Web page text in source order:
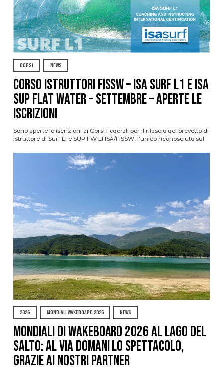
CORSI NEWS
CORSO ISTRUTTORI FISSW – ISA SURF L1 e ISA
SUP Flat Water – SETTEMBRE – APERTE LE
ISCRIZIONI
Sono aperte le iscrizioni ai Corsi Federali per il rilascio del brevetto di
istruttore di Surf L1 e SUP FW L1 ISA/FISSW, l’unico riconosciuto sul
2026 MONDIALI WAKEBOARD 2026 NEWS
Mondiali di Wakeboard 2026 al Lago del
Salto: al via domani lo spettacolo,
grazie ai nostri Partner